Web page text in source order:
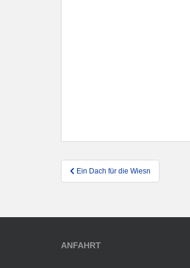
Beitragsnavigation
Ein Dach für die Wiesn
ANFAHRT